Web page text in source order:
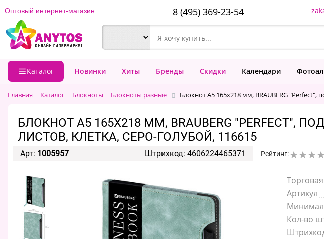
Оптовый интернет-магазин 8 (495) 369-23-54
Каталог Новинки Хиты Бренды Скидки Календари
Главная Каталог Блокноты Блокноты разные Блокнот А5 165x218 мм, BRAUBERG "Perfect",
БЛОКНОТ А5 165X218 ММ, BRAUBERG
ЛИСТОВ, КЛЕТКА, СЕРО-ГОЛУБОЙ, 116615
Арт: 1005957 Штрихкод: 4606224465371 Рейтинг:
Артикул
Кол-во